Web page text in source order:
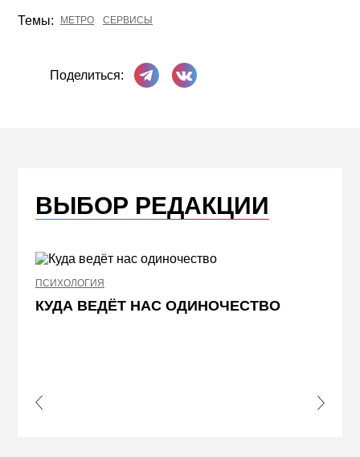
Темы: МЕТРО СЕРВИСЫ
Поделиться:
Поделиться в Телеграме
Поделиться ВКонтакте
ВЫБОР РЕДАКЦИИ
ПСИХОЛОГИЯ
КУДА ВЕДЁТ НАС ОДИНОЧЕСТВО
Slide
Next